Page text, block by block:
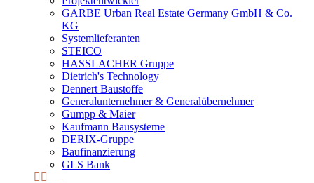
GARBE Urban Real Estate Germany GmbH & Co.
KG
Systemlieferanten
STEICO
HASSLACHER Gruppe
Dietrich's Technology
Dennert Baustoffe
Generalunternehmer & Generalübernehmer
Gumpp & Maier
Kaufmann Bausysteme
DERIX-Gruppe
Baufinanzierung
GLS Bank